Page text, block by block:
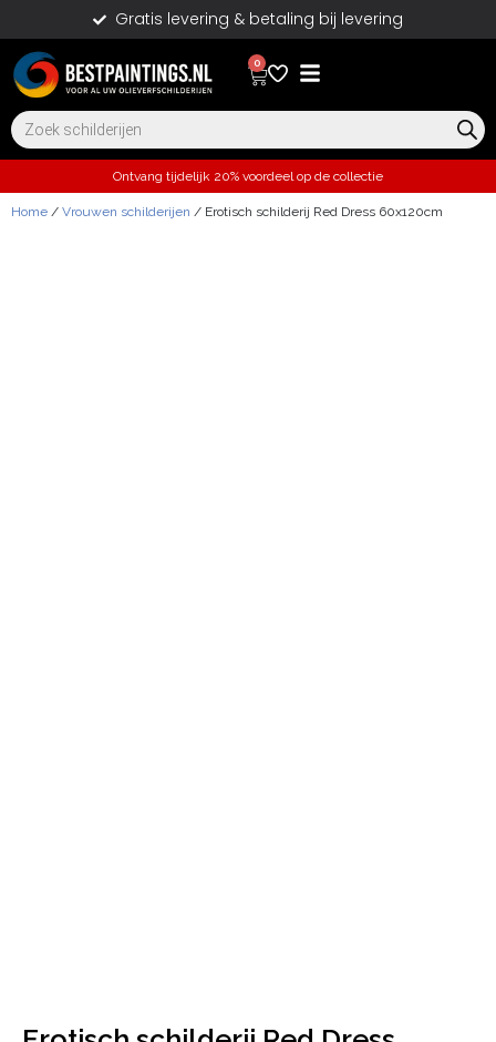
Gratis levering & betaling bij levering
0
Ontvang tijdelijk 20% voordeel op de collectie
Home / Vrouwen schilderijen / Erotisch schilderij Red Dress 60x120cm